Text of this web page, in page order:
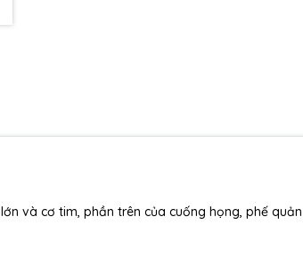
và cơ tim, phần trên của cuống họng, phế